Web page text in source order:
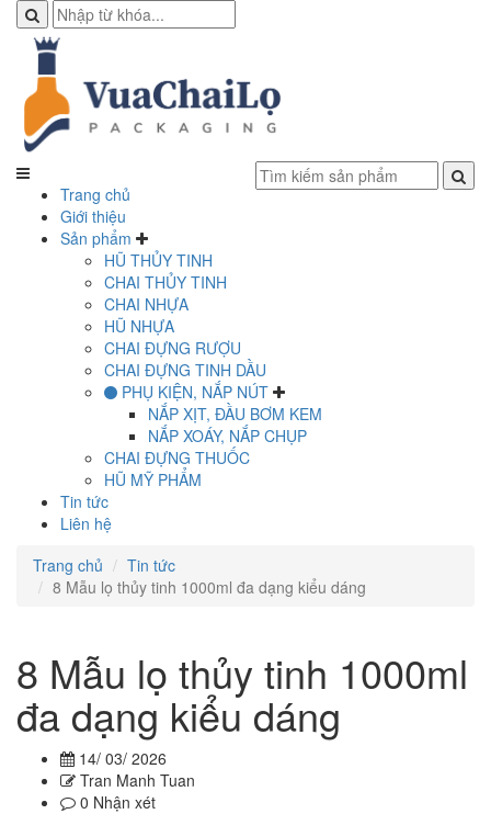
Trang chủ
Giới thiệu
Sản phẩm
HŨ THỦY TINH
CHAI THỦY TINH
CHAI NHỰA
HŨ NHỰA
CHAI ĐỰNG RƯỢU
CHAI ĐỰNG TINH DẦU
PHỤ KIỆN, NẮP NÚT
NẮP XỊT, ĐẦU BƠM KEM
NẮP XOÁY, NẮP CHỤP
CHAI ĐỰNG THUỐC
HŨ MỸ PHẨM
Tin tức
Liên hệ
Trang chủ
Tin tức
8 Mẫu lọ thủy tinh 1000ml đa dạng kiểu dáng
8 Mẫu lọ thủy tinh 1000ml
đa dạng kiểu dáng
14/ 03/ 2026
Tran Manh Tuan
0 Nhận xét